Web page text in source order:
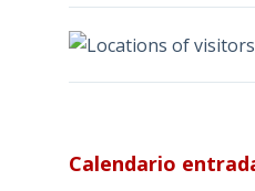
Calendario